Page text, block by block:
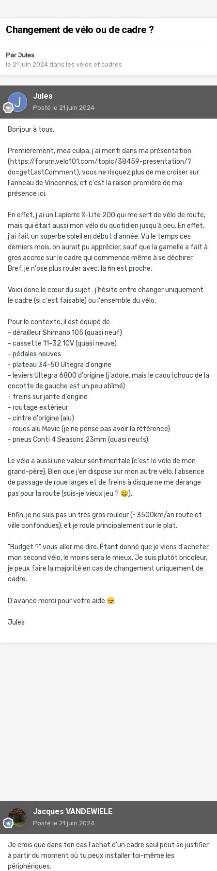
Changement de vélo ou de cadre ?
Par Jules
le 21 juin 2024 dans les vélos et cadres
Jules
Posté le 21 juin 2024
Bonjour à tous,
Premièrement, mea culpa, j'ai menti dans ma présentation
(https://forum.velo101.com/topic/38459-presentation/?
do=getLastComment), vous ne risquez plus de me croiser sur
l'anneau de Vincennes, et c'est la raison première de ma
présence ici.
En effet, j'ai un Lapierre X-Lite 200 qui me sert de vélo de route,
mais qui était aussi mon vélo du quotidien jusqu'à peu. En effet,
j'ai fait un superbe soleil en début d'année. Vu le temps ces
derniers mois, on aurait pu apprécier, sauf que la gamelle a fait à
gros accroc sur le cadre qui commence même à se déchirer.
Bref, je n'ose plus rouler avec, la fin est proche.
Voici donc le cœur du sujet : j'hésite entre changer uniquement
le cadre (si c'est faisable) ou l'ensemble du vélo.
Pour le contexte, il est équipé de :
- dérailleur Shimano 105 (quasi neuf)
- cassette 11-32 10V (quasi neuve)
- pédales neuves
- plateau 34-50 Ultegra d'origine
- leviers Ultegra 6800 d'origine (j'adore, mais le caoutchouc de la
cocotte de gauche est un peu abîmé)
- freins sur jante d'origine
- routage extérieur
- cintre d'origine (alu)
- roues alu Mavic (je ne pense pas avoir la référence)
- pneus Conti 4 Seasons 23mm (quasi neufs)
Le vélo a aussi une valeur sentimentale (c'est le vélo de mon
grand-père). Bien que j'en dispose sur mon autre vélo, l'absence
de passage de roue larges et de freins à disque ne me dérange
pas pour la route (suis-je vieux jeu ? 😄).
Enfin, je ne suis pas un très gros rouleur (~3500km/an route et
ville confondues), et je roule principalement sur le plat.
"Budget ?" vous aller me dire. Étant donné que je viens d'acheter
mon second vélo, le moins sera le mieux. Je suis plutôt bricoleur,
je peux faire la majorité en cas de changement uniquement de
cadre.
D'avance merci pour votre aide ☺️
Jules
Jacques VANDEWIELE
Posté le 21 juin 2024
Je crois que dans ton cas l'achat d'un cadre seul peut se justifier
à partir du moment où tu peux installer toi-même les
périphériques.